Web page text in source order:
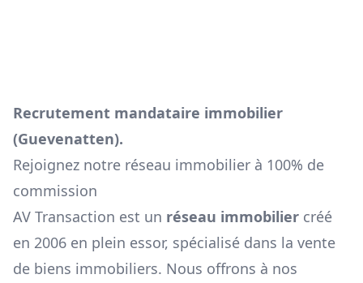
Recrutement mandataire immobilier
(Guevenatten).
Rejoignez notre réseau immobilier à 100% de
commission
AV Transaction est un réseau immobilier créé
en 2006 en plein essor, spécialisé dans la vente
de biens immobiliers. Nous offrons à nos